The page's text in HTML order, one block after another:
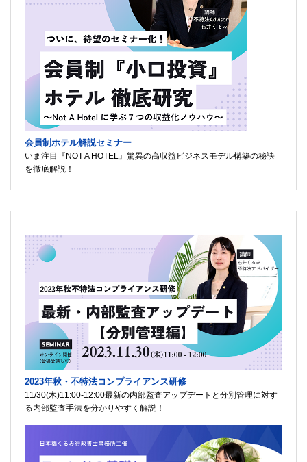
会員制ホテル解説セミナー
いま注目『NOT A HOTEL』驚異の高収益ビジネスモデル構築の秘訣
を徹底解説！
2023年秋・不特法コンプライアンス研修
11/30(木)11:00-12:00最新の内部監査アップデートと分別管理に対す
る内部監査手法を分かりやすく解説！